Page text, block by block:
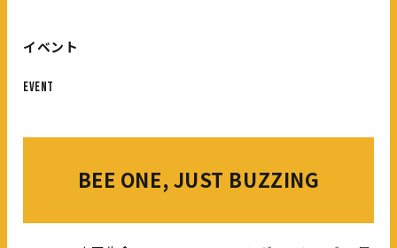
イベント
EVENT
BEE ONE, JUST BUZZING